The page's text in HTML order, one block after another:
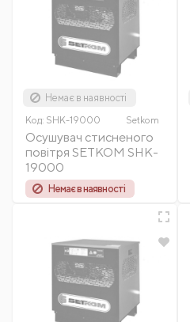
Немає в наявності
Код: SHK-19000 Setkom
Осушувач стисненого
повітря SETKOM SHK-
19000
Немає в наявності